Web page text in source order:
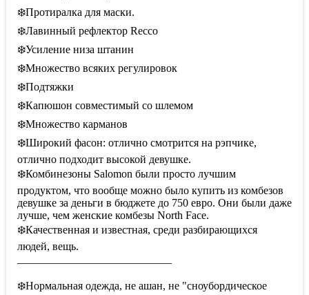
❄️Протиралка для маски.
❄️Лавинный рефлектор Recco
❄️Усиление низа штанин
❄️Множество всяких регулировок
❄️Подтяжки
❄️Капюшон совместимый со шлемом
❄️Множество карманов
❄️Широкий фасон: отлично смотрится на рэпчике,
отлично подходит высокой девушке.
❄️Комбинезоны Salomon были просто лучшим
продуктом, что вообще можно было купить из комбезов
девушке за деньги в бюджете до 750 евро. Они были даже
лучше, чем женские комбезы North Face.
❄️Качественная и известная, среди разбирающихся
людей, вещь.
❄️Нормальная одежда, не ашан, не "сноубордическое